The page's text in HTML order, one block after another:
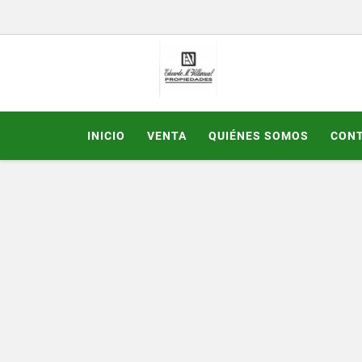
INICIO VENTA QUIÉNES SOMOS